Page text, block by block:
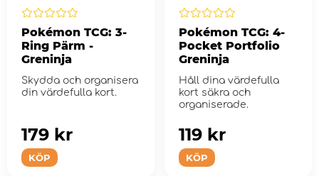
Pokémon TCG: 3-
Ring Pärm -
Greninja
Skydda och organisera
din värdefulla kort.
KÖP
179 kr
Pokémon TCG: 4-
Pocket Portfolio
Greninja
Håll dina värdefulla
kort säkra och
organiserade.
KÖP
119 kr